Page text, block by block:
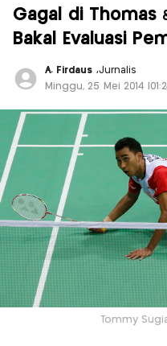
Gagal di Thomas
Bakal Evaluasi
A. Firdaus ,Jurnalis
Minggu, 25 Mei 2014
Tommy